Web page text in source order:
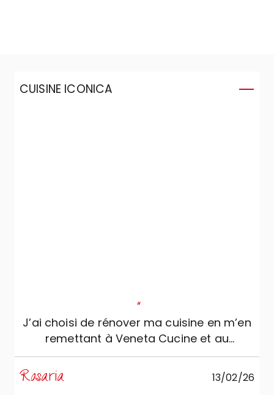
CUISINE ICONICA
"
J’ai choisi de rénover ma cuisine en m’en
remettant à Veneta Cucine et au
professionnalisme, sérieux et
compétence de Mobili Zugaro, et je ne
pourrais pas être plus satisfaite. La
Rosaria 13/02/26